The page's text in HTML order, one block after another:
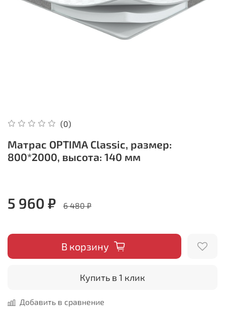
(0)
Матрас OPTIMA Classic, размер:
800*2000, высота: 140 мм
5 960 ₽ 6 480 ₽
В корзину
Купить в 1 клик
Добавить в сравнение